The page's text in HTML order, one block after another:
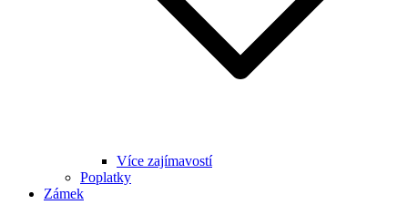
Více zajímavostí
Poplatky
Zámek